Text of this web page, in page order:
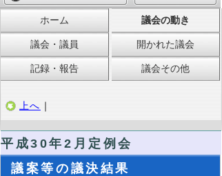
ホーム 議会の動き
議会・議員 開かれた議会
記録・報告 議会その他
上へ ｜
平成30年2月定例会
議案等の議決結果